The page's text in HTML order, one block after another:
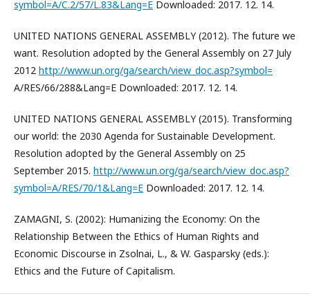
symbol=A/C.2/57/L.83&Lang=E Downloaded: 2017. 12. 14.
UNITED NATIONS GENERAL ASSEMBLY (2012). The future we
want. Resolution adopted by the General Assembly on 27 July
2012 http://www.un.org/ga/search/view_doc.asp?symbol=
A/RES/66/288&Lang=E Downloaded: 2017. 12. 14.
UNITED NATIONS GENERAL ASSEMBLY (2015). Transforming
our world: the 2030 Agenda for Sustainable Development.
Resolution adopted by the General Assembly on 25
September 2015. http://www.un.org/ga/search/view_doc.asp?
symbol=A/RES/70/1&Lang=E Downloaded: 2017. 12. 14.
ZAMAGNI, S. (2002): Humanizing the Economy: On the
Relationship Between the Ethics of Human Rights and
Economic Discourse in Zsolnai, L., & W. Gasparsky (eds.):
Ethics and the Future of Capitalism.